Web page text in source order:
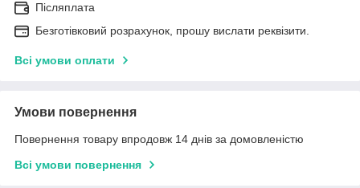
Післяплата
Безготівковий розрахунок, прошу вислати реквізити.
Всі умови оплати
Умови повернення
Повернення товару впродовж 14 днів за домовленістю
Всі умови повернення